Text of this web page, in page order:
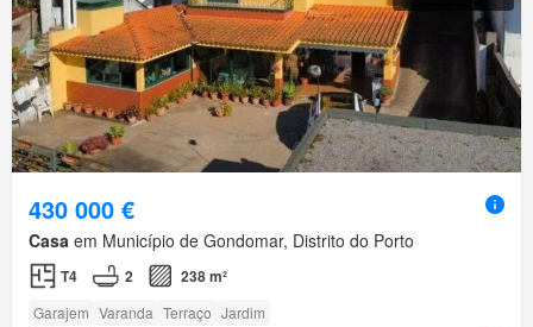
430 000 €
Casa em Município de Gondomar, Distrito do Porto
T4 2 238 m²
Garajem Varanda Terraço Jardim